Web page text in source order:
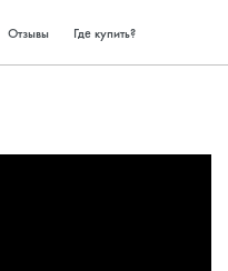
Отзывы Где купить?